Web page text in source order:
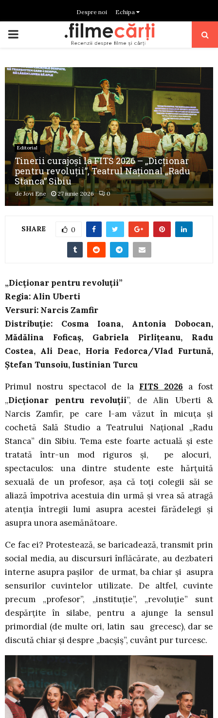
Despre noi Echipa
PRIMARY
Editorial
Tinerii curajoși la FITS 2026 – „Dicționar
pentru revoluții”, Teatrul Naţional „Radu
Stanca” Sibiu
deJovi Ene 27 iunie 2026 0
SHARE 0
„Dicționar pentru revoluții”
Regia: Alin Uberti
Versuri: Narcis Zamfir
Distribuție: Cosma Ioana, Antonia Dobocan,
Mădălina Foficaș, Gabriela Pîrlițeanu, Radu
Costea, Ali Deac, Horia Fedorca/Vlad Furtună,
Ştefan Tunsoiu, Iustinian Turcu
Primul nostru spectacol de la FITS 2026 a fost
„Dicționar pentru revoluții”, de Alin Uberti &
Narcis Zamfir, pe care l-am văzut în micuța și
cochetă Sală Studio a Teatrului Național „Radu
Stanca” din Sibiu. Tema este foarte actuală și este
tratată într-un mod riguros și, pe alocuri,
spectaculos: una dintre studente este hărțuită
sexuală de un profesor, așa că toți colegii săi se
aliază împotriva acestuia din urmă și vrea să atragă
atenția întregii lumi asupra acestei fărădelegi și
asupra unora asemănătoare.
Ce fac ei? Protestează, se baricadează, transmit prin
social media, au discursuri înflăcărate, au dezbateri
interne asupra pașilor de urmat, ba chiar și asupra
sensurilor cuvintelor utilizate. De altfel, cuvinte
precum „profesor”, „instituție”, „revoluție” sunt
despărțite în silabe, pentru a ajunge la sensul
primordial (de multe ori, latin sau grecesc), dar se
discută chiar și despre „bacșiș”, cuvânt pur turcesc.